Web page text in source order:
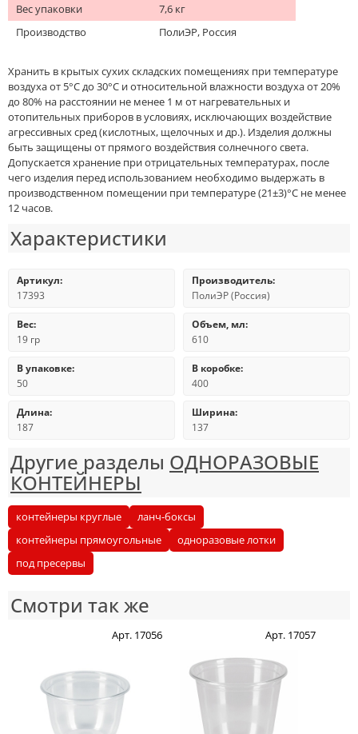
Вес упаковки
7,6 кг
Производство
ПолиЭР, Россия
Хранить в крытых сухих складских помещениях при температуре
воздуха от 5°С до 30°С и относительной влажности воздуха от 20%
до 80% на расстоянии не менее 1 м от нагревательных и
отопительных приборов в условиях, исключающих воздействие
агрессивных сред (кислотных, щелочных и др.). Изделия должны
быть защищены от прямого воздействия солнечного света.
Допускается хранение при отрицательных температурах, после
чего изделия перед использованием необходимо выдержать в
производственном помещении при температуре (21±3)°С не менее
12 часов.
Характеристики
Артикул:
17393
Производитель:
ПолиЭР (Россия)
Вес:
19 гр
Объем, мл:
610
В упаковке:
50
В коробке:
400
Длина:
187
Ширина:
137
Другие разделы ОДНОРАЗОВЫЕ
КОНТЕЙНЕРЫ
контейнеры круглые
ланч-боксы
контейнеры прямоугольные
одноразовые лотки
под пресервы
Смотри так же
Арт. 17056 Арт. 17057